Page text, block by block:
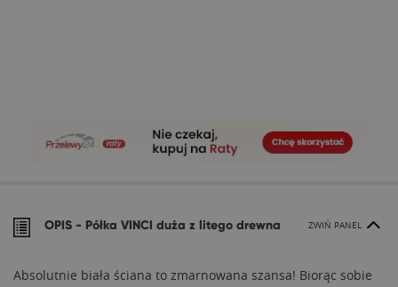
OPIS - Półka VINCI duża z litego drewna ZWIŃ PANEL
Absolutnie biała ściana to zmarnowana szansa! Biorąc sobie